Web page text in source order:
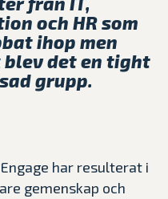
och HR som
ihop men
det en tight
grupp.
har resulterat i
gemenskap och